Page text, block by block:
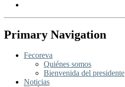
Primary Navigation
Fecoreva
Quiénes somos
Bienvenida del presidente
Noticias